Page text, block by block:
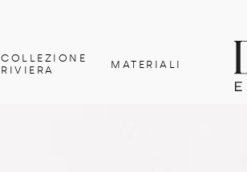
COLLEZIONE
RIVIERA
MATERIALI